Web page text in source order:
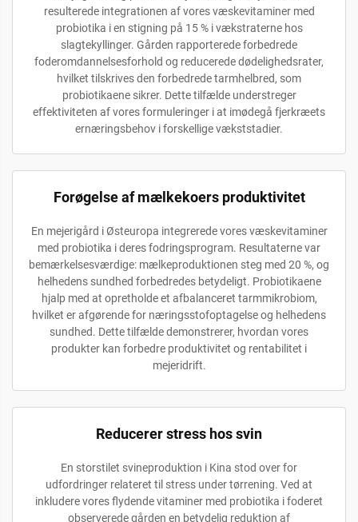
resulterede integrationen af vores væskevitaminer med
probiotika i en stigning på 15 % i vækstraterne hos
slagtekyllinger. Gården rapporterede forbedrede
foderomdannelsesforhold og reducerede dødelighedsrater,
hvilket tilskrives den forbedrede tarmhelbred, som
probiotikaene sikrer. Dette tilfælde understreger
effektiviteten af vores formuleringer i at imødegå fjerkræets
ernæringsbehov i forskellige vækststadier.
Forøgelse af mælkekoers produktivitet
En mejerigård i Østeuropa integrerede vores væskevitaminer
med probiotika i deres fodringsprogram. Resultaterne var
bemærkelsesværdige: mælkeproduktionen steg med 20 %, og
helhedens sundhed forbedredes betydeligt. Probiotikaene
hjalp med at opretholde et afbalanceret tarmmikrobiom,
hvilket er afgørende for næringsstofoptagelse og helhedens
sundhed. Dette tilfælde demonstrerer, hvordan vores
produkter kan forbedre produktivitet og rentabilitet i
mejeridrift.
Reducerer stress hos svin
En storstilet svineproduktion i Kina stod over for
udfordringer relateret til stress under tørrening. Ved at
inkludere vores flydende vitaminer med probiotika i foderet
observerede gården en betydelig reduktion af